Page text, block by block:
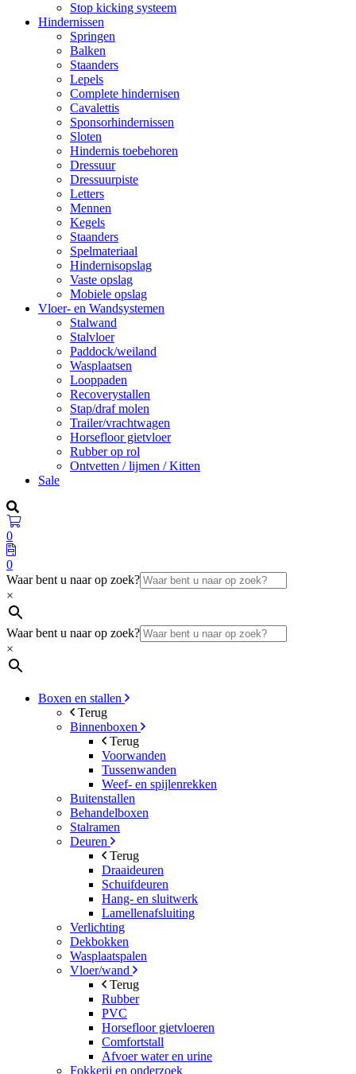
Stop kicking systeem
Hindernissen
Springen
Balken
Staanders
Lepels
Complete hindernisen
Cavalettis
Sponsorhindernissen
Sloten
Hindernis toebehoren
Dressuur
Dressuurpiste
Letters
Mennen
Kegels
Staanders
Spelmateriaal
Hindernisopslag
Vaste opslag
Mobiele opslag
Vloer- en Wandsystemen
Stalwand
Stalvloer
Paddock/weiland
Wasplaatsen
Looppaden
Recoverystallen
Stap/draf molen
Trailer/vrachtwagen
Horsefloor gietvloer
Rubber op rol
Ontvetten / lijmen / Kitten
Sale
0
0
Waar bent u naar op zoek?
×
Waar bent u naar op zoek?
×
Boxen en stallen
Terug
Binnenboxen
Terug
Voorwanden
Tussenwanden
Weef- en spijlenrekken
Buitenstallen
Behandelboxen
Stalramen
Deuren
Terug
Draaideuren
Schuifdeuren
Hang- en sluitwerk
Lamellenafsluiting
Verlichting
Dekbokken
Wasplaatspalen
Vloer/wand
Terug
Rubber
PVC
Horsefloor gietvloeren
Comfortstall
Afvoer water en urine
Fokkerij en onderzoek